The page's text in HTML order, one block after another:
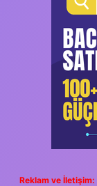
Reklam ve İletişim: